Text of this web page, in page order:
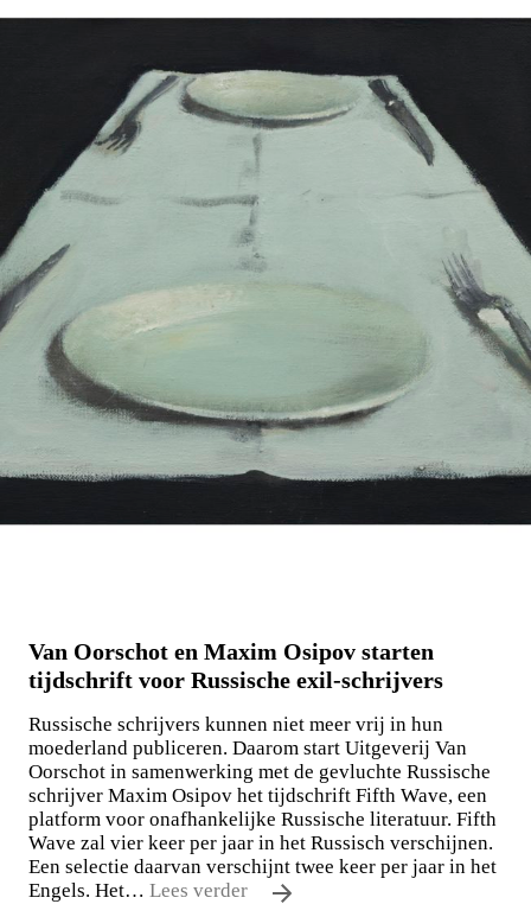
Van Oorschot en Maxim Osipov starten
tijdschrift voor Russische exil-schrijvers
Russische schrijvers kunnen niet meer vrij in hun
moederland publiceren. Daarom start Uitgeverij Van
Oorschot in samenwerking met de gevluchte Russische
schrijver Maxim Osipov het tijdschrift Fifth Wave, een
platform voor onafhankelijke Russische literatuur. Fifth
Wave zal vier keer per jaar in het Russisch verschijnen.
Een selectie daarvan verschijnt twee keer per jaar in het
Engels. Het… Lees verder